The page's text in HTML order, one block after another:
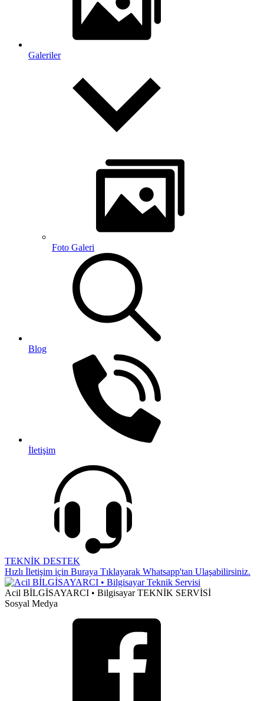
Galeriler
Foto Galeri
Blog
İletişim
TEKNİK DESTEK
Hızlı İletişim için Buraya Tıklayarak Whatsapp'tan Ulaşabilirsiniz.
Acil BİLGİSAYARCI • Bilgisayar TEKNİK SERVİSİ
Sosyal Medya